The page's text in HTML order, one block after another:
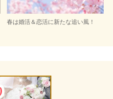
春は婚活＆恋活に新たな追い風！